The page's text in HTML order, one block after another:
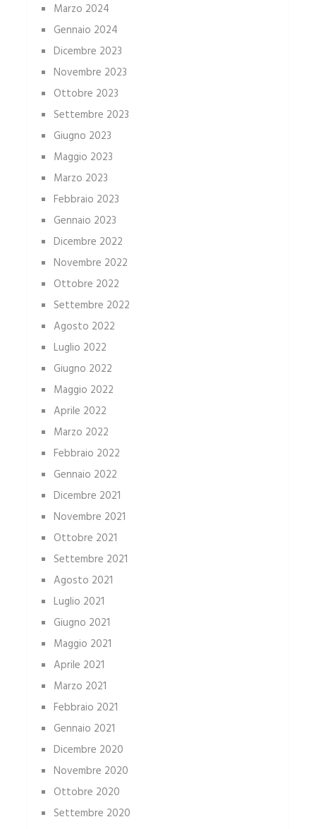
Marzo 2024
Gennaio 2024
Dicembre 2023
Novembre 2023
Ottobre 2023
Settembre 2023
Giugno 2023
Maggio 2023
Marzo 2023
Febbraio 2023
Gennaio 2023
Dicembre 2022
Novembre 2022
Ottobre 2022
Settembre 2022
Agosto 2022
Luglio 2022
Giugno 2022
Maggio 2022
Aprile 2022
Marzo 2022
Febbraio 2022
Gennaio 2022
Dicembre 2021
Novembre 2021
Ottobre 2021
Settembre 2021
Agosto 2021
Luglio 2021
Giugno 2021
Maggio 2021
Aprile 2021
Marzo 2021
Febbraio 2021
Gennaio 2021
Dicembre 2020
Novembre 2020
Ottobre 2020
Settembre 2020